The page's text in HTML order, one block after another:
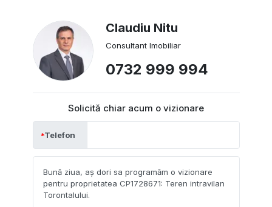
Claudiu Nitu
Consultant Imobiliar
0732 999 994
Solicită chiar acum o vizionare
Telefon